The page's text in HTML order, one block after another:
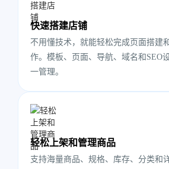
快速搭建店铺
不用懂技术，就能轻松完成页面搭建
作。模板、页面、导航、域名和SEO
一管理。
轻松上架和管理商品
支持海量商品、规格、库存、分类和